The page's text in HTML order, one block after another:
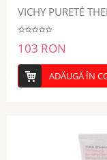
VICHY PURETÉ
103 RON
ADĂUGĂ ÎN